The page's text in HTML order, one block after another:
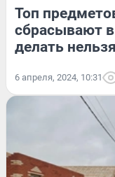
Топ
сбрасывают
делать нельзя
6 апреля, 2024, 10:31